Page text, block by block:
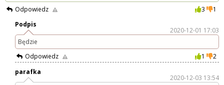
Odpowiedz 3
1
Podpis
2020-12-01 17:03
Będzie
Odpowiedz
1
2
parafka
2020-12-03 13:54